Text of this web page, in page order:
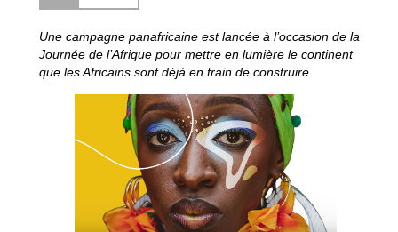
Une campagne panafricaine est lancée à l’occasion de la
Journée de l’Afrique pour mettre en lumière le continent
que les Africains sont déjà en train de construire